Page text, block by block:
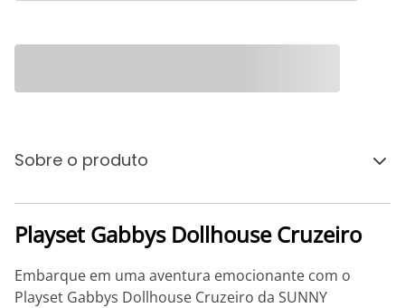
Sobre o produto
Playset Gabbys Dollhouse Cruzeiro
Embarque em uma aventura emocionante com o
Playset Gabbys Dollhouse Cruzeiro da SUNNY